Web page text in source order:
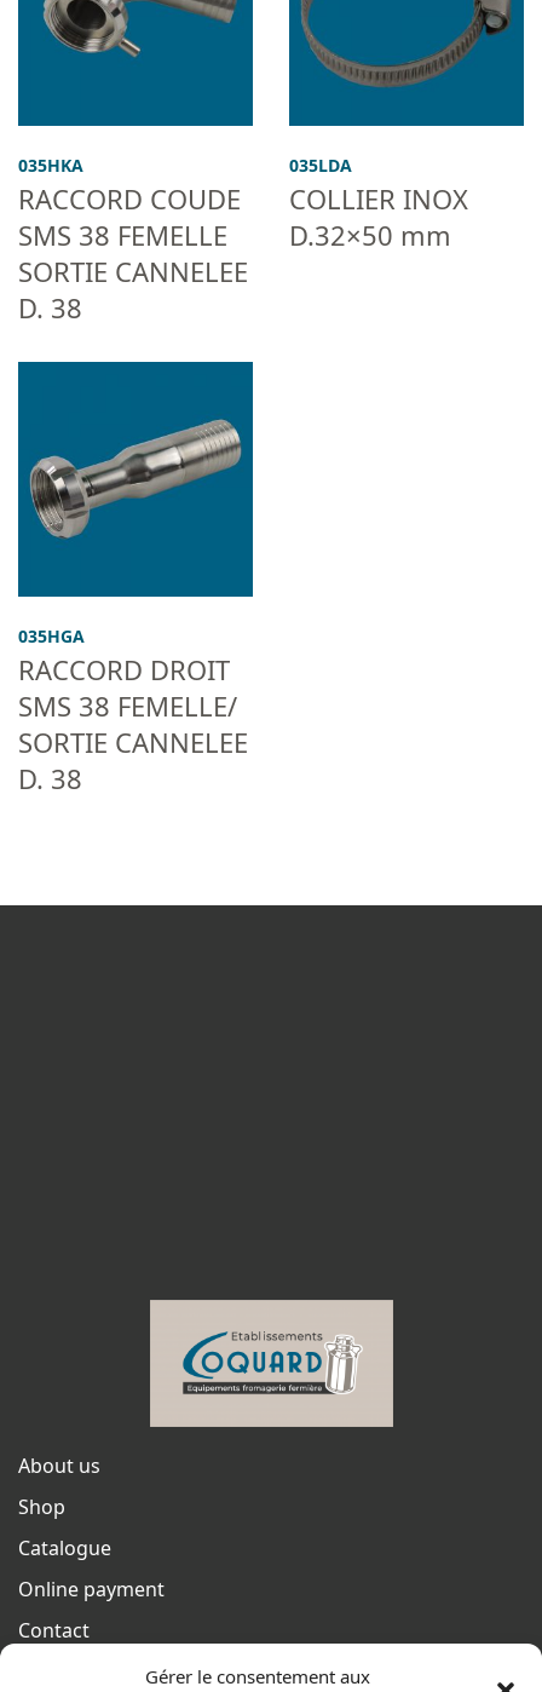
Gérer le consentement aux
035HKA
RACCORD COUDE
SMS 38 FEMELLE
SORTIE CANNELEE
D. 38
035LDA
COLLIER INOX
D.32×50 mm
035HGA
RACCORD DROIT
SMS 38 FEMELLE/
SORTIE CANNELEE
D. 38
About us
Shop
Catalogue
Online payment
Contact
Terms of sales